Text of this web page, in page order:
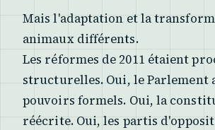
Mais l'adaptation et la
animaux différents.
Les réformes de 2011 étaient
structurelles. Oui, le Parlement
pouvoirs formels. Oui, la
réécrite. Oui, les partis